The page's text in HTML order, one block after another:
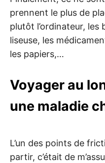
prennent le plus de
plutôt l’ordinateur, les
liseuse, les
les papiers,…
Voyager au
une maladie
L’un des points de
partir, c’était de